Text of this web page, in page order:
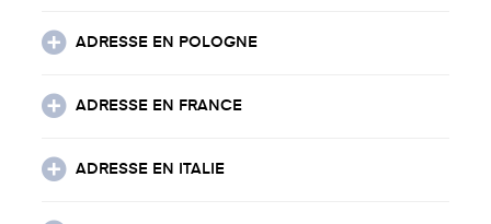
ADRESSE EN POLOGNE
ADRESSE EN FRANCE
ADRESSE EN ITALIE